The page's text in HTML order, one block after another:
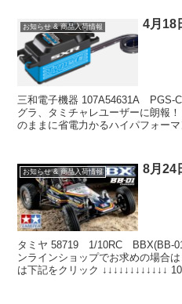
お知らせ & 商品入荷情報 4月18
三和電子機器 107A54631A PGS-
グラ、タミチャレユーザーに朗報
のままに省電力かるハイパフォー
お知らせ & 商品入荷情報 8月24
タミヤ 58719 1/10RC BBX(BB-
ンラインショップでお求めの場合
は下記をクリック ↓↓↓↓↓↓↓↓↓↓↓↓